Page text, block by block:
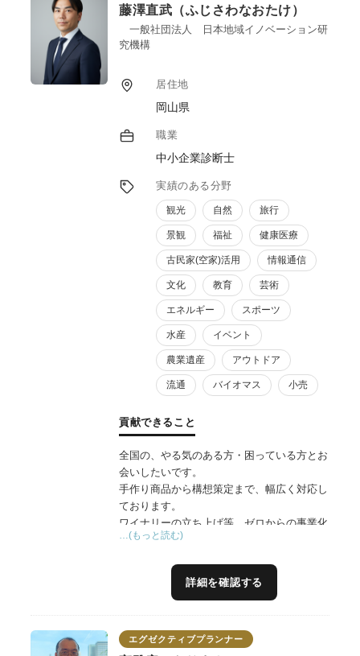
各地の生産者の方々も高齢化で継承出来ない
様になり、ましては海外資本の流入で
国産果実・野菜までが日本人の口に入らない
を解決出来ないと衰退する一方です。
生産者が流通ルートを知らないためこのよう
自分は、生産者に近寄りより良いものを共同
で開発し、最短距離での流通に乗せる事が、
ークがあり、援助していただける
仲間もいます。国内産業の衰退を阻止すべく
強力な協力が可能です。
また、同時に社員教育も実施しております。
現在までに数社のメーカー様の営業・管理職
研修を行い
今まで未設定だった社内ルールも明文化し、
より良い職場環境への変化のお手伝いの実績
があります。
藤澤直武（ふじさわなおたけ）
一般社団法人 日本地域イノベーション研
究機構
居住地
岡山県
職業
中小企業診断士
実績のある分野
観光 自然 旅行
景観 福祉 健康医療
古民家(空家)活用 情報通信
文化 教育 芸術
エネルギー スポーツ
水産 イベント
農業遺産 アウトドア
流通 バイオマス 小売
貢献できること
全国の、やる気のある方・困っている方とお
会いしたいです。
手作り商品から構想策定まで、幅広く対応し
ております。
ワイナリーの立ち上げ等、ゼロからの事業化
経験がありますので、地域資源の活用・連携
地域の想い、民間の利益、行政の使命——地
域の三者の異なる立場を丁寧に汲み取り、自
しています。
…(もっと読む)
詳細を確認する
エグゼクティブプランナー